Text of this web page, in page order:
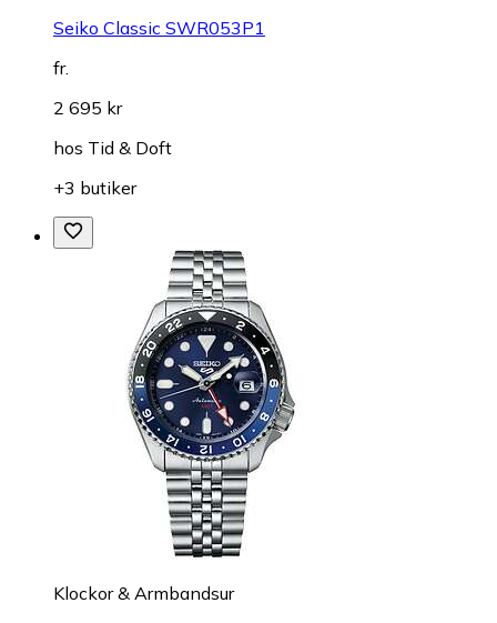
Seiko Classic SWR053P1
fr.
2 695 kr
hos Tid & Doft
+3 butiker
Klockor & Armbandsur